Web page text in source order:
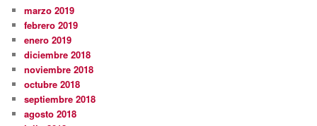
marzo 2019
febrero 2019
enero 2019
diciembre 2018
noviembre 2018
octubre 2018
septiembre 2018
agosto 2018